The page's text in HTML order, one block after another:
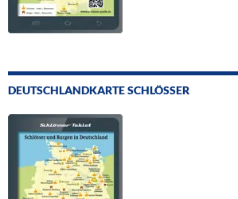
DEUTSCHLANDKARTE SCHLÖSSER